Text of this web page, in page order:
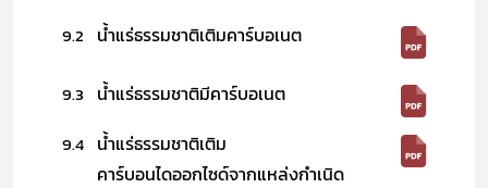
9.2 น้ำแร่ธรรมชาติเติมคาร์บอเนต
9.3 น้ำแร่ธรรมชาติมีคาร์บอเนต
9.4 น้ำแร่ธรรมชาติเติม
คาร์บอนไดออกไซด์จากแหล่งกำเนิด